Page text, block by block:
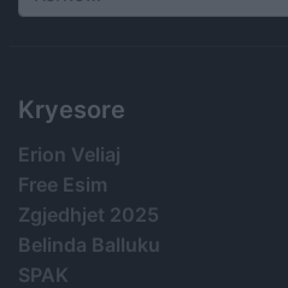
Search
Kryesore
Erion Veliaj
Free Esim
Zgjedhjet 2025
Belinda Balluku
SPAK